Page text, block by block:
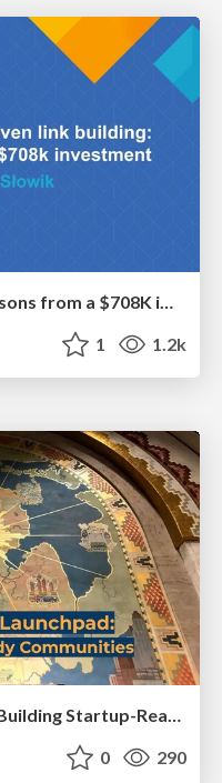
1 1.2k
From Legacy to Launchpad: Building Startup-Ready Communities
0 290